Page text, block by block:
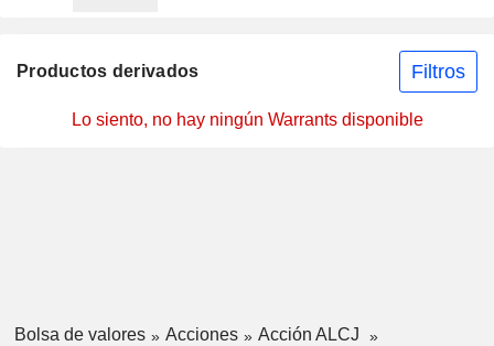
Productos derivados Filtros
Lo siento, no hay ningún Warrants disponible
Bolsa de valores Acciones
Acción ALCJ